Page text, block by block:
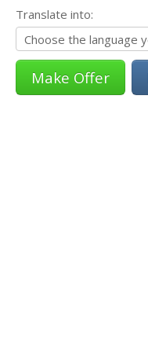
Translate into: